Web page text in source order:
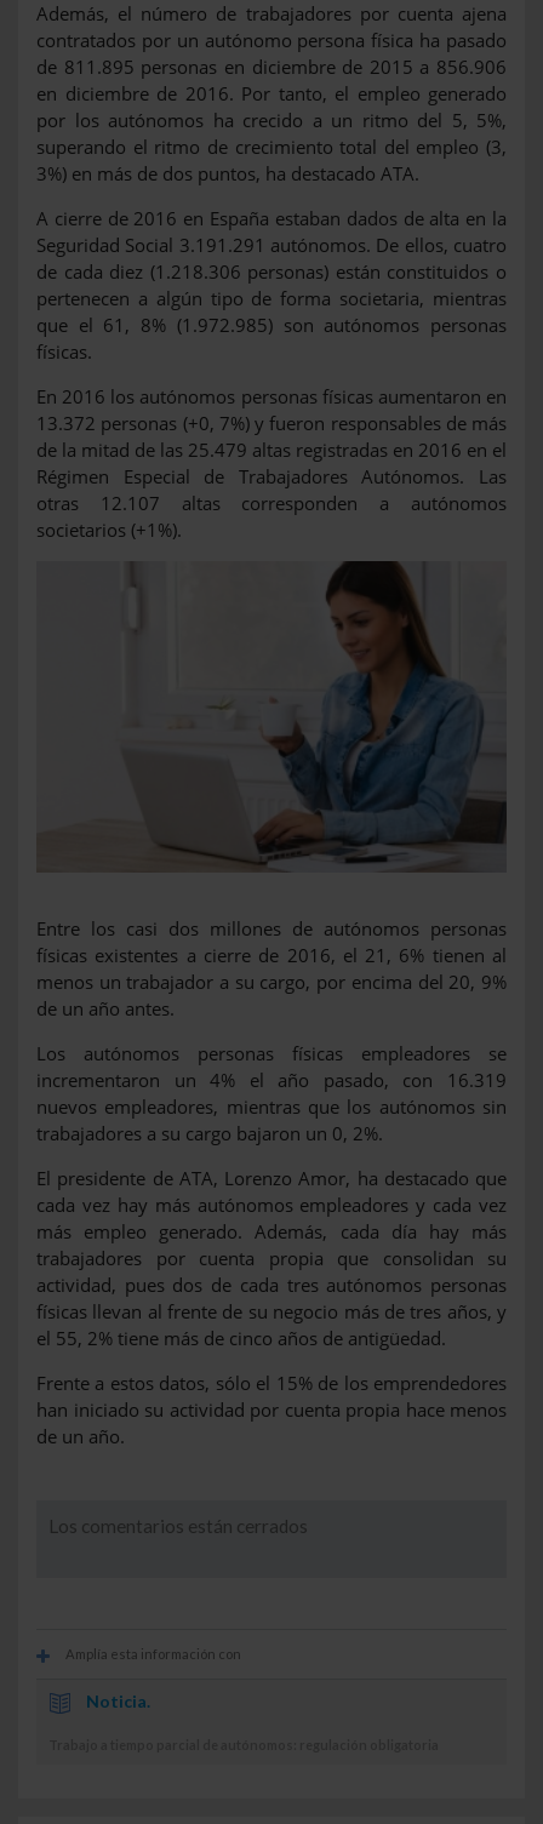
Además, el número de trabajadores por cuenta ajena
contratados por un autónomo persona física ha pasado
de 811.895 personas en diciembre de 2015 a 856.906
en diciembre de 2016. Por tanto, el empleo generado
por los autónomos ha crecido a un ritmo del 5, 5%,
superando el ritmo de crecimiento total del empleo (3,
3%) en más de dos puntos, ha destacado ATA.
A cierre de 2016 en España estaban dados de alta en la
Seguridad Social 3.191.291 autónomos. De ellos, cuatro
de cada diez (1.218.306 personas) están constituidos o
pertenecen a algún tipo de forma societaria, mientras
que el 61, 8% (1.972.985) son autónomos personas
físicas.
En 2016 los autónomos personas físicas aumentaron en
13.372 personas (+0, 7%) y fueron responsables de más
de la mitad de las 25.479 altas registradas en 2016 en el
Régimen Especial de Trabajadores Autónomos. Las
otras 12.107 altas corresponden a autónomos
societarios (+1%).
Entre los casi dos millones de autónomos personas
físicas existentes a cierre de 2016, el 21, 6% tienen al
menos un trabajador a su cargo, por encima del 20, 9%
de un año antes.
Los autónomos personas físicas empleadores se
incrementaron un 4% el año pasado, con 16.319
nuevos empleadores, mientras que los autónomos sin
trabajadores a su cargo bajaron un 0, 2%.
El presidente de ATA, Lorenzo Amor, ha destacado que
cada vez hay más autónomos empleadores y cada vez
más empleo generado. Además, cada día hay más
trabajadores por cuenta propia que consolidan su
actividad, pues dos de cada tres autónomos personas
físicas llevan al frente de su negocio más de tres años, y
el 55, 2% tiene más de cinco años de antigüedad.
Frente a estos datos, sólo el 15% de los emprendedores
han iniciado su actividad por cuenta propia hace menos
de un año.
Los comentarios están cerrados
Amplía esta información con
Noticia.